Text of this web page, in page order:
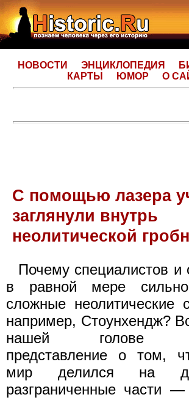
НОВОСТИ ЭНЦИКЛОПЕДИЯ
КАРТЫ
ЮМОР О
С помощью лазера
заглянули внутрь
неолитической
Почему специалистов и
в равной мере
сложные неолитические
например, Стоунхендж?
нашей голове
представление о том,
мир делился на
разграниченные части